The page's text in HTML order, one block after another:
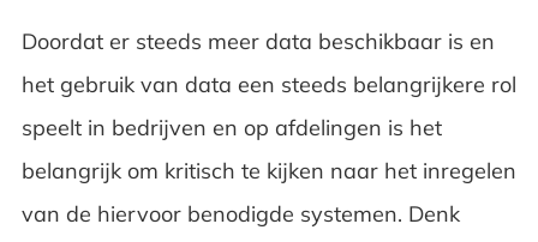
Doordat er steeds meer data beschikbaar is en
het gebruik van data een steeds belangrijkere rol
speelt in bedrijven en op afdelingen is het
belangrijk om kritisch te kijken naar het inregelen
van de hiervoor benodigde systemen. Denk